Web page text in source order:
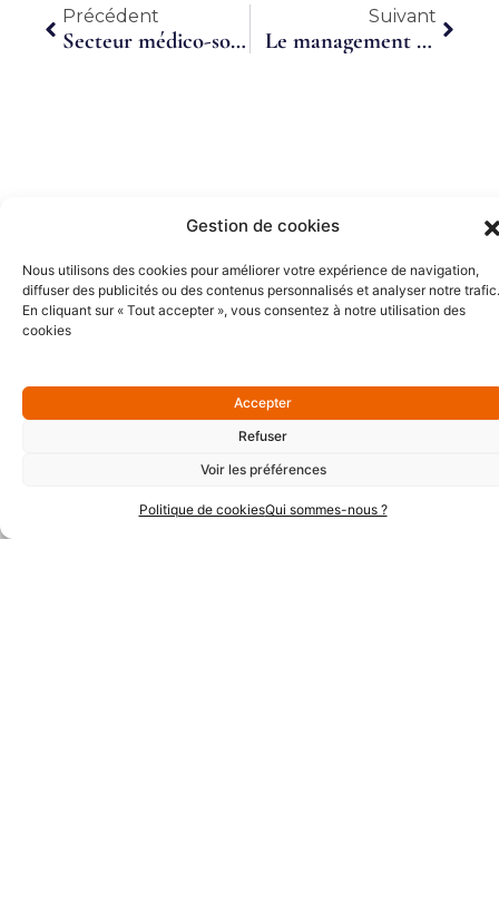
Gestion de cookies
Nous utilisons des cookies pour améliorer votre expérience de navigation,
diffuser des publicités ou des contenus personnalisés et analyser notre trafic.
En cliquant sur « Tout accepter », vous consentez à notre utilisation des
cookies
Accepter
Refuser
Voir les préférences
Politique de cookiesQui sommes-nous ?
Précédent
Précédent
Secteur médico-social & santé numérique : Structurer et rationaliser son système d’information avec un DSI en Temps Partagé Augmenté
Suivant
Le management de transition, une solution dans l’air du temps
Partenaires Or